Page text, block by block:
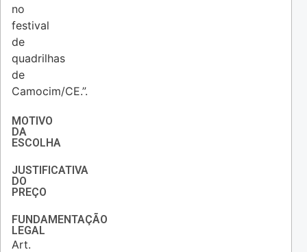
no
festival
de
quadrilhas
de
Camocim/CE.”.
MOTIVO
DA
ESCOLHA
JUSTIFICATIVA
DO
PREÇO
FUNDAMENTAÇÃO
LEGAL
Art.